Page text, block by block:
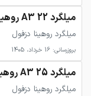
میلگرد 22 A3 روهینا دزفول
میلگرد روهینا دزفول
بروزرسانی: 16 خرداد، 1405
میلگرد 25 A3 روهینا دزفول
میلگرد روهینا دزفول